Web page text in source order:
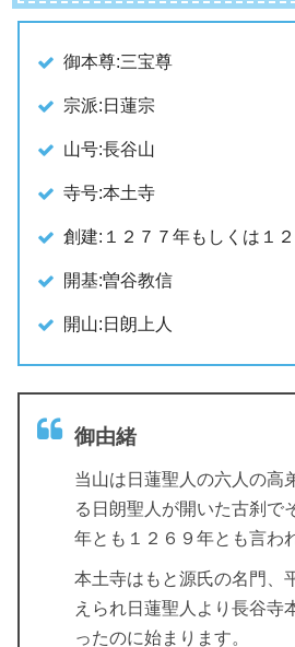
御本尊:三宝尊
宗派:日蓮宗
山号:長谷山
寺号:本土寺
創建:１２７７年もしくは１
開基:曽谷教信
開山:日朗上人
御由緒
当山は日蓮聖人の六人の高
る日朗聖人が開いた古刹で
年とも１２６９年とも言わ
本土寺はもと源氏の名門、
えられ日蓮聖人より長谷寺
ったのに始まります。